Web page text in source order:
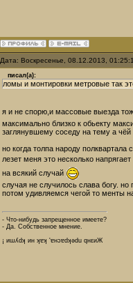
Дата: Воскресенье, 08.12.2013,
писал(а):
ломы и монтировки метровые так
я и не спорю,и массовые выезда
максимально близко к обьекту
заглянувшему соседу на тему а чёй
но когда толпа народу
лезет меня это несколько напрягает
на всякий случай
случая не случилось слава богу.
потом удивляемся чегой то менты
- Что-нибудь запрещенное имеете?
- Да. Собственное мнение.
¡ иɯʎdʞ ин ʞɐʞ 'ɐнɔɐdʞǝdu qнεиЖ